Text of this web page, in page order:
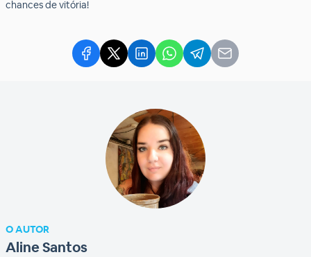
chances de vitória!
O AUTOR
Aline Santos